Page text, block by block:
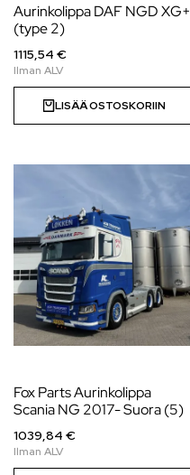
Aurinkolippa DAF NGD XG+
(type 2)
1115,54 €
LISÄÄ OSTOSKORIIN
Fox Parts Aurinkolippa
Scania NG 2017- Suora (5)
1039,84 €